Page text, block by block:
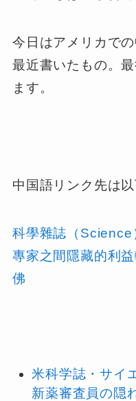
今日はアメリカで
最近書いたもの。
ます。
中国語リンク先は以
科學雜誌（Science
專家之間隱藏的利
佛
米科学誌・サイ
新薬審査員の隠